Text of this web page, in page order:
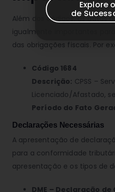
Além dos códigos, as datas
igualmente importantes
das obrigações fiscais. Por
Código 1684
Descrição: CPSS –
Licenciado/Afastado,
Período do Fato
Declarações Necessárias
A apresentação de
para a conformidade
apresentação e os tipos de
DME – Declaração
Explore
de